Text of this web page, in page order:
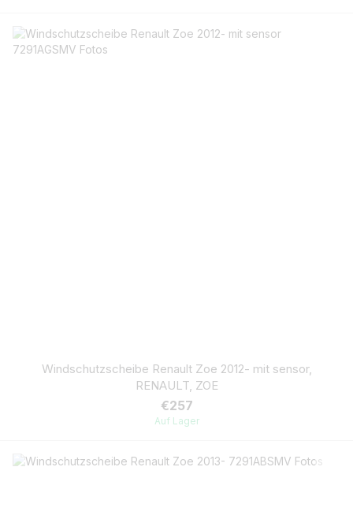
Windschutzscheibe Renault Zoe 2012- mit sensor,
RENAULT, ZOE
€257
Auf Lager